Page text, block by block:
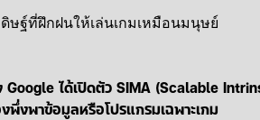
ได้เปิดตัว SIMA (Scalable
งพาข้อมูลหรือโปรแกรมเฉพาะเกม